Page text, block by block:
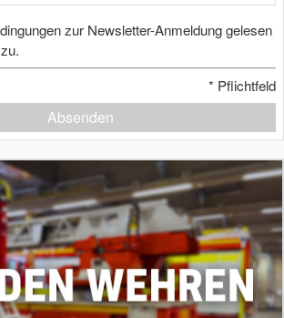
zur Newsletter-Anmeldung gelesen
* Pflichtfeld
Absenden